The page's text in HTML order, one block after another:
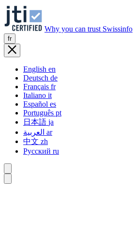
Why you can trust Swissinfo
fr
English en
Deutsch de
Français fr
Italiano it
Español es
Português pt
日本語 ja
ar
中文 zh
Русский ru